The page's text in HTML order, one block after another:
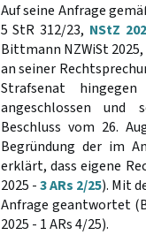
Auf seine Anfrage
5 StR 312/23, NStZ
Bittmann NZWiSt
an seiner
Strafsenat
angeschlossen und
Beschluss vom 26.
Begründung der im
erklärt, dass eigene
2025 -3 ARs 2/25). Mit
Anfrage geantwortet
2025 - 1 ARs 4/25).